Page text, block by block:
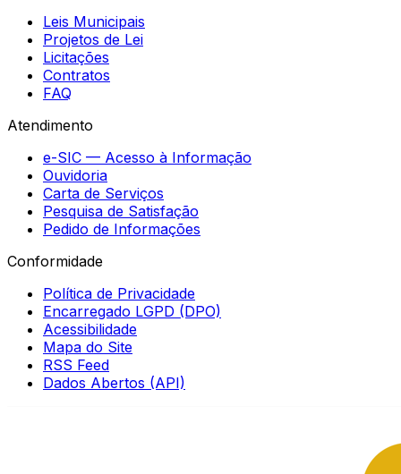
Leis Municipais
Projetos de Lei
Licitações
Contratos
FAQ
Atendimento
e-SIC — Acesso à Informação
Ouvidoria
Carta de Serviços
Pesquisa de Satisfação
Pedido de Informações
Conformidade
Política de Privacidade
Encarregado LGPD (DPO)
Acessibilidade
Mapa do Site
RSS Feed
Dados Abertos (API)